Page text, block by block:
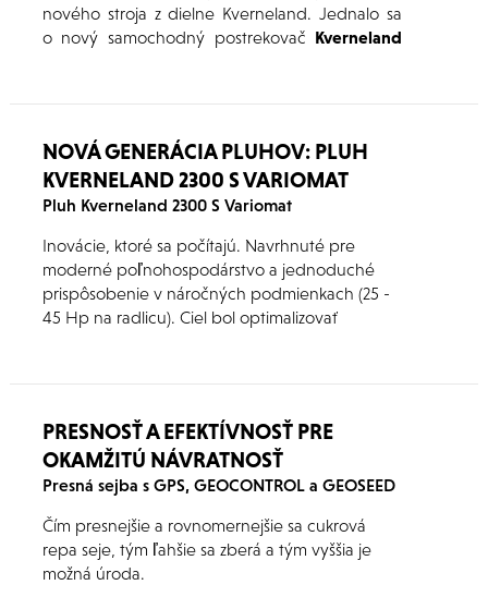
nového stroja z dielne Kverneland. Jednalo sa
o nový samochodný postrekovač Kverneland
NOVÁ GENERÁCIA PLUHOV: PLUH
KVERNELAND 2300 S VARIOMAT
Pluh Kverneland 2300 S Variomat
Inovácie, ktoré sa počítajú. Navrhnuté pre
moderné poľnohospodárstvo a jednoduché
prispôsobenie v náročných podmienkach (25 -
45 Hp na radlicu). Ciel bol optimalizovať
PRESNOSŤ A EFEKTÍVNOSŤ PRE
OKAMŽITÚ NÁVRATNOSŤ
Presná sejba s GPS, GEOCONTROL a GEOSEED
Čím presnejšie a rovnomernejšie sa cukrová
repa seje, tým ľahšie sa zberá a tým vyššia je
možná úroda.